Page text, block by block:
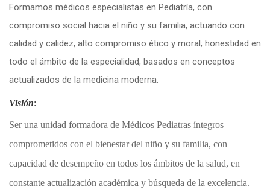
Formamos médicos especialistas en Pediatría, con
compromiso social hacia el niño y su familia, actuando con
calidad y calidez, alto compromiso ético y moral; honestidad en
todo el ámbito de la especialidad, basados en conceptos
actualizados de la medicina moderna.
Visión:
Ser una unidad formadora de Médicos Pediatras íntegros
comprometidos con el bienestar del niño y su familia, con
capacidad de desempeño en todos los ámbitos de la salud, en
constante actualización académica y búsqueda de la excelencia.